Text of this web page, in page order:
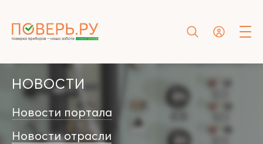
НОВОСТИ
Новости портала
Новости отрасли